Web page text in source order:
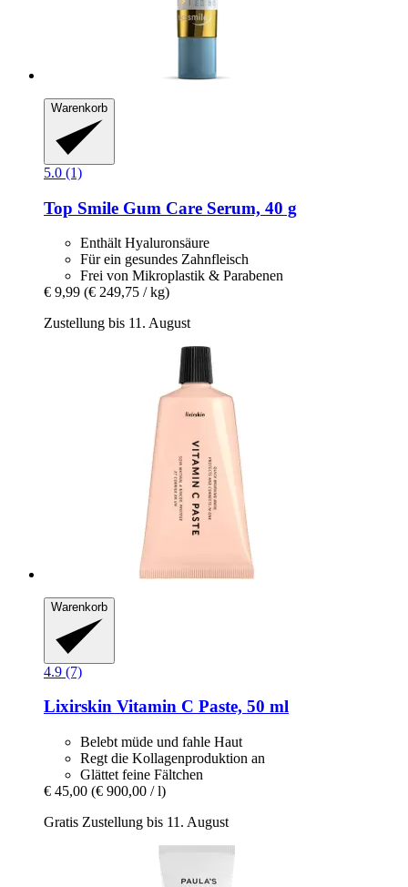
Warenkorb
5.0 (1)
Top Smile Gum Care Serum, 40 g
Enthält Hyaluronsäure
Für ein gesundes Zahnfleisch
Frei von Mikroplastik & Parabenen
€ 9,99 (€ 249,75 / kg)
Zustellung bis 11. August
Warenkorb
4.9 (7)
Lixirskin Vitamin C Paste, 50 ml
Belebt müde und fahle Haut
Regt die Kollagenproduktion an
Glättet feine Fältchen
€ 45,00 (€ 900,00 / l)
Gratis Zustellung bis 11. August